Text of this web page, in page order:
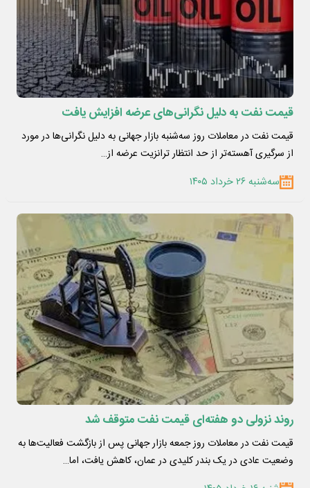
قیمت نفت به دلیل نگرانی‌های عرضه افزایش یافت
قیمت نفت در معاملات روز سه‌شنبه بازار جهانی به دلیل نگرانی‌ها در مورد
از سرگیری آهسته‌تر از حد انتظار ترانزیت عرضه از…
سه‌شنبه ۲۶ خرداد ۱۴۰۵
روند نزولی دو هفته‌ای قیمت نفت متوقف شد
قیمت نفت در معاملات روز جمعه بازار جهانی پس از بازگشت فعالیت‌ها به
وضعیت عادی در یک بندر کلیدی در عمان، کاهش یافت، اما…